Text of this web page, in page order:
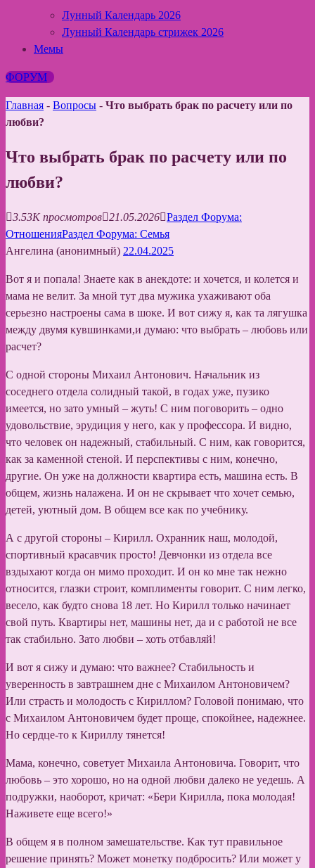
Лунный Календарь 2026
Лунный Календарь стрижек 2026
Мемы
ФОРУМ
Главная - Вопросы - Что выбрать брак по расчету или по
любви?
Что выбрать брак по расчету или по
любви?
3.53K просмотров 21.05.2026 Раздел Форума:
ОтношенияРаздел Форума: Семья
Ангелина (анонимный) 22.04.2025
Вот я и попала! Знаете как в анекдоте: и хочется, и колется и
мама не велит. За мной тут два мужика ухаживают оба
серьезно настроены сама в шоке. И вот сижу я, как та лягушка
между двумя кувшинками,и думаю: что выбрать – любовь или
расчет?
С одной стороны Михаил Антонович. Начальник из
соседнего отдела солидный такой, в годах уже, пузико
имеется, но зато умный – жуть! С ним поговорить – одно
удовольствие, эрудиция у него, как у профессора. И видно,
что человек он надежный, стабильный. С ним, как говорится,
как за каменной стеной. И перспективы с ним, конечно,
другие. Он уже на должности квартира есть, машина есть. В
общем, жизнь налажена. И он не скрывает что хочет семью,
детей, уютный дом. В общем все как по учебнику.
А с другой стороны – Кирилл. Охранник наш, молодой,
спортивный красавчик просто! Девчонки из отдела все
вздыхают когда он мимо проходит. И он ко мне так нежно
относится, глазки строит, комплименты говорит. С ним легко,
весело, как будто снова 18 лет. Но Кирилл только начинает
свой путь. Квартиры нет, машины нет, да и с работой не все
так стабильно. Зато любви – хоть отбавляй!
И вот я сижу и думаю: что важнее? Стабильность и
уверенность в завтрашнем дне с Михаилом Антоновичем?
Или страсть и молодость с Кириллом? Головой понимаю, что
с Михаилом Антоновичем будет проще, спокойнее, надежнее.
Но сердце-то к Кириллу тянется!
Мама, конечно, советует Михаила Антоновича. Говорит, что
любовь – это хорошо, но на одной любви далеко не уедешь. А
подружки, наоборот, кричат: «Бери Кирилла, пока молодая!
Наживете еще всего!»
В общем я в полном замешательстве. Как тут правильное
решение принять? Может монетку подбросить? Или может у